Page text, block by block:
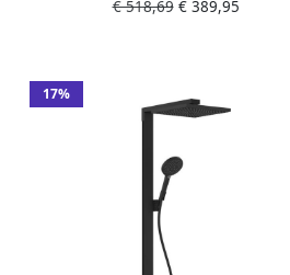
40cm chroom 24340000
€ 518,69€ 389,95
17%